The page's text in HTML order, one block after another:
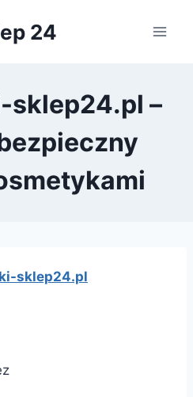
24
sklep24.pl –
sklep24.pl